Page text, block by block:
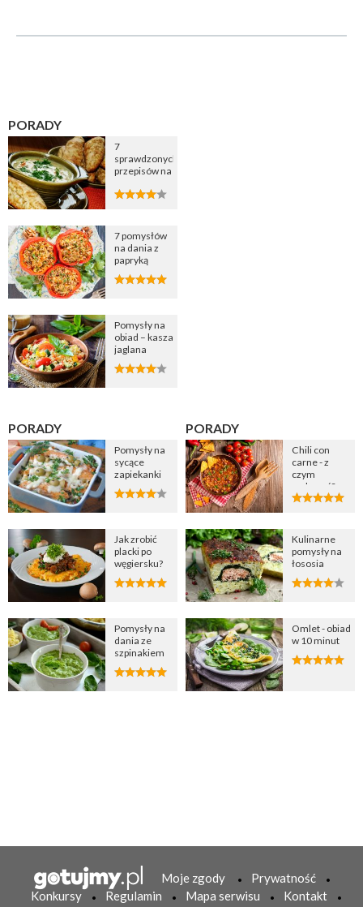
PORADY
7
sprawdzonych
przepisów na
cebulową
7 pomysłów
na dania z
papryką
Pomysły na
obiad – kasza
jaglana
PORADY
Pomysły na
sycące
zapiekanki
Jak zrobić
placki po
węgiersku?
Pomysły na
dania ze
szpinakiem
PORADY
Chili con
carne - z
czym
podawać?
Kulinarne
pomysły na
łososia
Omlet - obiad
w 10 minut
Moje zgody
Prywatność
Konkursy
Regulamin Mapa serwisu
Kontakt